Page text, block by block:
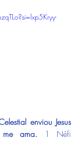
enviou Jesus
ama.
1 Néfi